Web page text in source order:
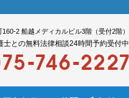
2 船越メディカルビル3階（受付2階）
士との無料法律相談24時間予約受付中